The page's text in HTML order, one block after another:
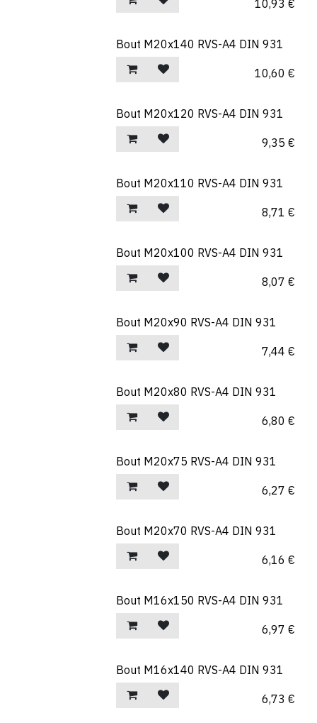
10,93 €
Bout M20x140 RVS-A4 DIN 931
10,60 €
Bout M20x120 RVS-A4 DIN 931
9,35 €
Bout M20x110 RVS-A4 DIN 931
8,71 €
Bout M20x100 RVS-A4 DIN 931
8,07 €
Bout M20x90 RVS-A4 DIN 931
7,44 €
Bout M20x80 RVS-A4 DIN 931
6,80 €
Bout M20x75 RVS-A4 DIN 931
6,27 €
Bout M20x70 RVS-A4 DIN 931
6,16 €
Bout M16x150 RVS-A4 DIN 931
6,97 €
Bout M16x140 RVS-A4 DIN 931
6,73 €